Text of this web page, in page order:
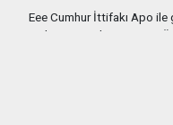
Eee Cumhur İttifakı Apo
gizli görüşmeler yapıyor